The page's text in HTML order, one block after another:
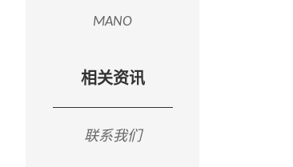
MANO
相关资讯
联系我们